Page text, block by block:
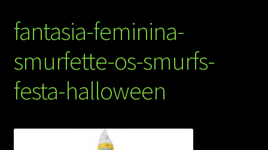
Carrinho
Finalizar compra
Minha conta
fantasia-feminina-
smurfette-os-smurfs-
festa-halloween